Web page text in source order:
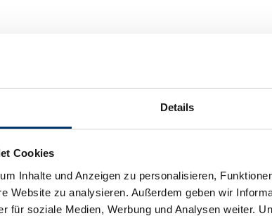
Details
Cookies
Inhalte und Anzeigen zu personalisieren,
Website zu analysieren. Außerdem geben wir
für soziale Medien, Werbung und Analysen weiter.